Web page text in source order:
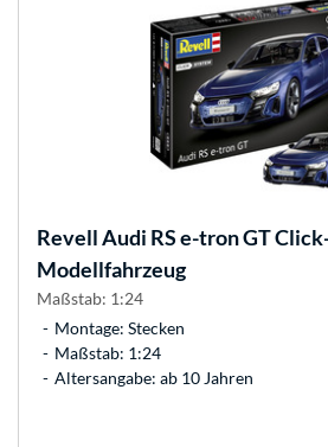
RevellAudi RS e-tron GT
Modellfahrzeug
Maßstab: 1:24
Montage: Stecken
Maßstab: 1:24
Altersangabe: ab 10 Jahren